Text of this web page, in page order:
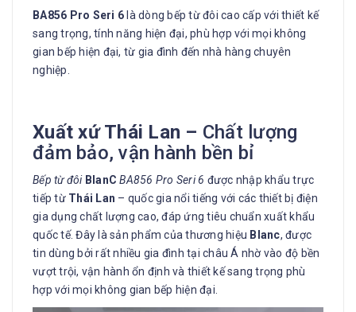
BA856 Pro Seri 6 là dòng bếp từ đôi cao cấp với thiết kế
sang trọng, tính năng hiện đại, phù hợp với mọi không
gian bếp hiện đại, từ gia đình đến nhà hàng chuyên
nghiệp.
Xuất xứ Thái Lan – Chất lượng
đảm bảo, vận hành bền bỉ
Bếp từ đôi BlanC BA856 Pro Seri 6 được nhập khẩu trực
tiếp từ Thái Lan – quốc gia nổi tiếng với các thiết bị điện
gia dụng chất lượng cao, đáp ứng tiêu chuẩn xuất khẩu
quốc tế. Đây là sản phẩm của thương hiệu Blanc, được
tin dùng bởi rất nhiều gia đình tại châu Á nhờ vào độ bền
vượt trội, vận hành ổn định và thiết kế sang trọng phù
hợp với mọi không gian bếp hiện đại.